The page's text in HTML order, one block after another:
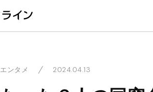
エンタメ 2024.04.13